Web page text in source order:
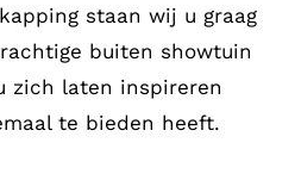
staan wij u graag
buiten showtuin
zich laten inspireren
te bieden heeft.